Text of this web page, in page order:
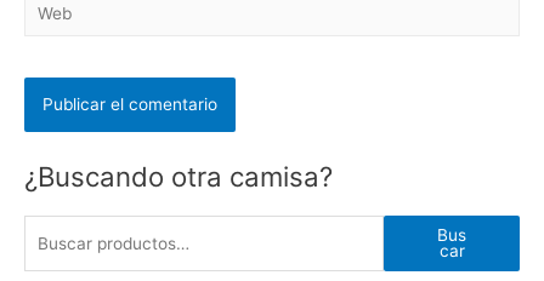
¿Buscando otra camisa?
Bus
car